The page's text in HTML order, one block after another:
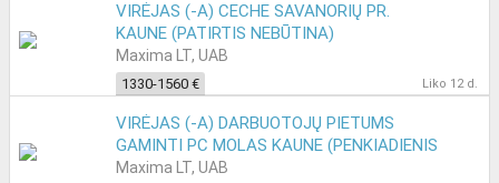
VIRĖJAS (-A) CECHE SAVANORIŲ PR.
KAUNE (PATIRTIS NEBŪTINA)
Maxima LT, UAB
1330-1560 € Liko 12 d.
VIRĖJAS (-A) DARBUOTOJŲ PIETUMS
GAMINTI PC MOLAS KAUNE (PENKIADIENIS
GRAFIKAS)
Maxima LT, UAB